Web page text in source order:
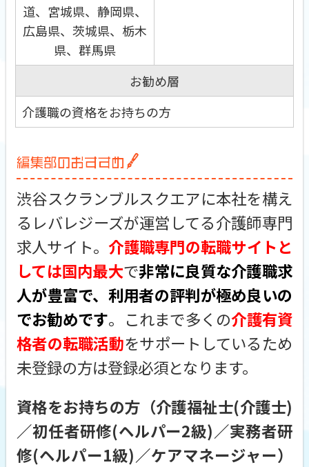
道、宮城県、静岡県、
広島県、茨城県、栃木
県、群馬県
お勧め層
介護職の資格をお持ちの方
渋谷スクランブルスクエアに本社を構え
るレバレジーズが運営してる介護師専門
求人サイト。介護職専門の転職サイトと
しては国内最大で非常に良質な介護職求
人が豊富で、利用者の評判が極め良いの
でお勧めです。これまで多くの介護有資
格者の転職活動をサポートしているため
未登録の方は登録必須となります。
資格をお持ちの方（介護福祉士(介護士)
／初任者研修(ヘルパー2級)／実務者研
修(ヘルパー1級)／ケアマネージャー）